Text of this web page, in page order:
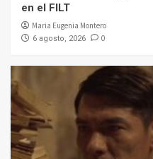
en el FILT
Maria Eugenia Montero
6 agosto, 2026 0